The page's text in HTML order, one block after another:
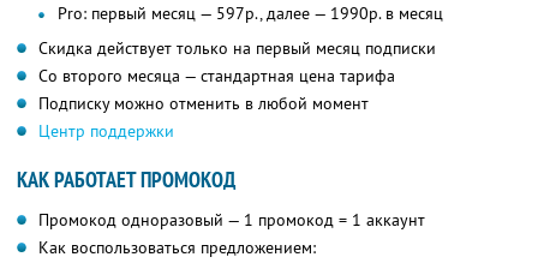
Pro: первый месяц — 597р., далее — 1990р. в месяц
Скидка действует только на первый месяц подписки
Со второго месяца — стандартная цена тарифа
Подписку можно отменить в любой момент
Центр поддержки
КАК РАБОТАЕТ ПРОМОКОД
Промокод одноразовый — 1 промокод = 1 аккаунт
Как воспользоваться предложением: